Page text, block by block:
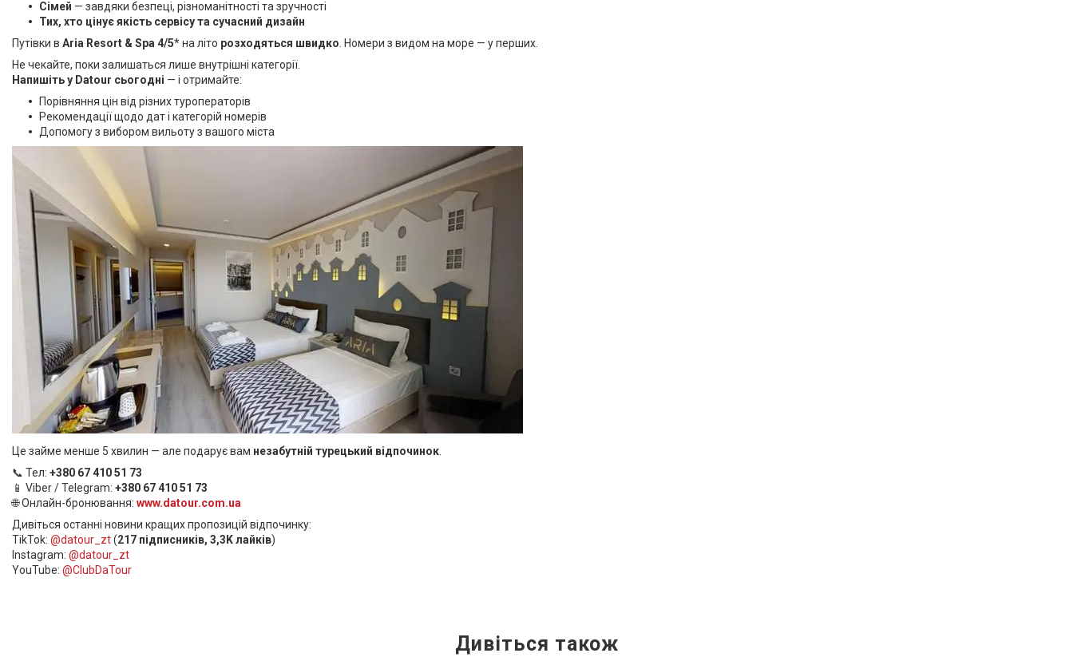
Сімей — завдяки безпеці, різноманітності та зручності
Тих, хто цінує якість сервісу та сучасний дизайн
Путівки в Aria Resort & Spa 4/5* на літо розходяться швидко . Номери з видом на море — у перших.
Не чекайте, поки залишаться лише внутрішні категорії.
Напишіть у Datour сьогодні — і отримайте:
Порівняння цін від різних туроператорів
Рекомендації щодо дат і категорій номерів
Допомогу з вибором вильоту з вашого міста
Це займе менше 5 хвилин — але подарує вам незабутній турецький відпочинок
📞 Тел: +380 67 410 51 73
📱 Viber / Telegram: +380 67 410 51 73
🌐 Онлайн-бронювання: www.datour.com.ua
Дивіться останні новини кращих пропозицій відпочинку:
TikTok: @datour_zt(217 підписників, 3,3K лайків)
Instagram: @datour_zt
YouTube: @ClubDaTour